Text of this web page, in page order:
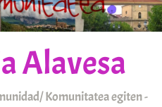
Alavesa
Komunitatea egiten